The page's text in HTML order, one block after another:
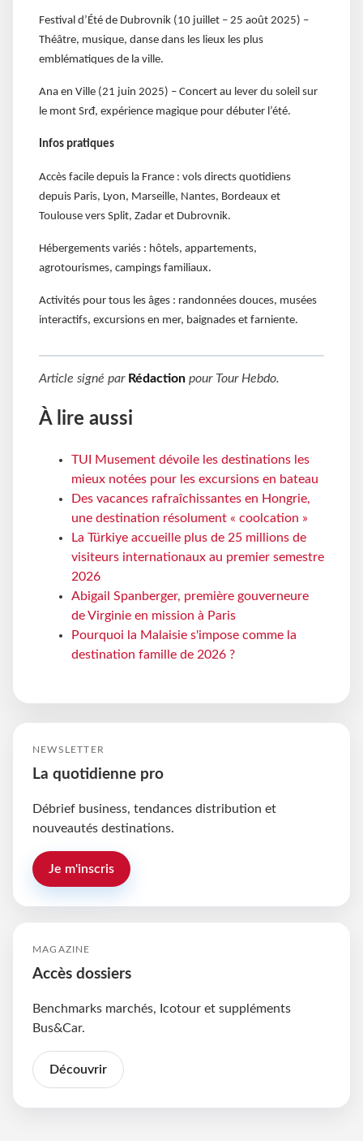
Festival d’Été de Dubrovnik (10 juillet – 25 août 2025) –
Théâtre, musique, danse dans les lieux les plus
emblématiques de la ville.
Ana en Ville (21 juin 2025) – Concert au lever du soleil sur
le mont Srđ, expérience magique pour débuter l’été.
Infos pratiques
Accès facile depuis la France : vols directs quotidiens
depuis Paris, Lyon, Marseille, Nantes, Bordeaux et
Toulouse vers Split, Zadar et Dubrovnik.
Hébergements variés : hôtels, appartements,
agrotourismes, campings familiaux.
Activités pour tous les âges : randonnées douces, musées
interactifs, excursions en mer, baignades et farniente.
Article signé par Rédaction pour Tour Hebdo.
À lire aussi
TUI Musement dévoile les destinations les
mieux notées pour les excursions en bateau
Des vacances rafraîchissantes en Hongrie,
une destination résolument « coolcation »
La Türkiye accueille plus de 25 millions de
visiteurs internationaux au premier semestre
2026
Abigail Spanberger, première gouverneure
de Virginie en mission à Paris
Pourquoi la Malaisie s'impose comme la
destination famille de 2026 ?
NEWSLETTER
La quotidienne pro
Débrief business, tendances distribution et
nouveautés destinations.
Je m'inscris
MAGAZINE
Accès dossiers
Benchmarks marchés, Icotour et suppléments
Bus&Car.
Découvrir